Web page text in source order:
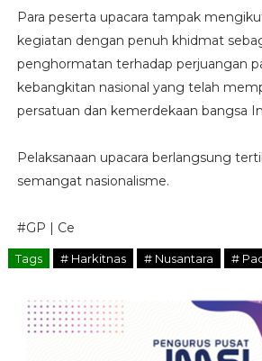
Para peserta upacara tampak
kegiatan dengan penuh khidmat
penghormatan terhadap perjuangan
kebangkitan nasional yang telah
persatuan dan kemerdekaan bangsa
Pelaksanaan upacara berlangsung
semangat nasionalisme.
#GP | Ce
Tags # Harkitnas # Nusantara #